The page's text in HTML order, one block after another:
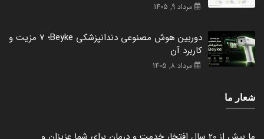
مرداد 9, 1405
دوربین هوش مصنوعی دندانپزشکی Beyke؛ 7 مزیت و
کاربرد آن
مرداد 8, 1405
شعار ما